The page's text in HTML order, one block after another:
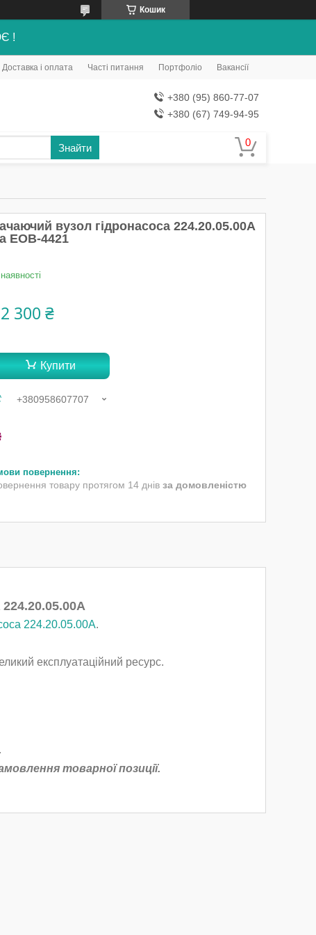
Кошик
!
Доставка і оплата Часті питання Портфоліо Вакансії
+380 (95) 860-77-07
+380 (67) 749-94-95
Знайти
вузол гідронасоса 224.20.05.00А
ЕОВ-4421
300 ₴
Купити
+380958607707
товару протягом 14 днів за домовленістю
224.20.05.00А
224.20.05.00А.
експлуатаційний ресурс.
товарної позиції.